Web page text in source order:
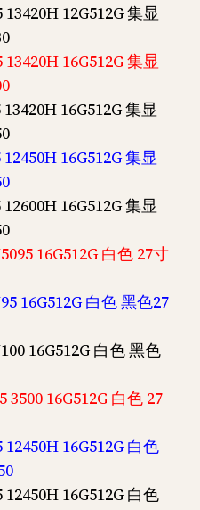
12G512G 集显
16G512G 集显
16G512G 集显
16G512G 集显
16G512G 集显
16G512G 白色 27寸
16G512G 白色 黑色27
16G512G 白色 黑色
16G512G 白色 27
16G512G 白色
16G512G 白色